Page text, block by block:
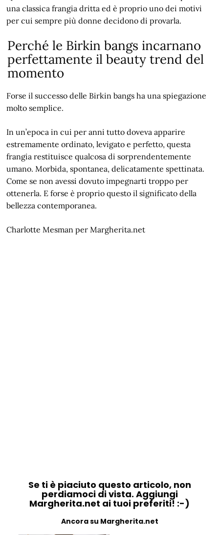
una classica frangia dritta ed è proprio uno dei motivi
per cui sempre più donne decidono di provarla.
Perché le Birkin bangs incarnano
perfettamente il beauty trend del
momento
Forse il successo delle Birkin bangs ha una spiegazione
molto semplice.
In un’epoca in cui per anni tutto doveva apparire
estremamente ordinato, levigato e perfetto, questa
frangia restituisce qualcosa di sorprendentemente
umano. Morbida, spontanea, delicatamente spettinata.
Come se non avessi dovuto impegnarti troppo per
ottenerla. E forse è proprio questo il significato della
bellezza contemporanea.
Charlotte Mesman per Margherita.net
Se ti è piaciuto questo articolo, non
perdiamoci di vista. Aggiungi
Margherita.net ai tuoi preferiti! :-)
Ancora su Margherita.net